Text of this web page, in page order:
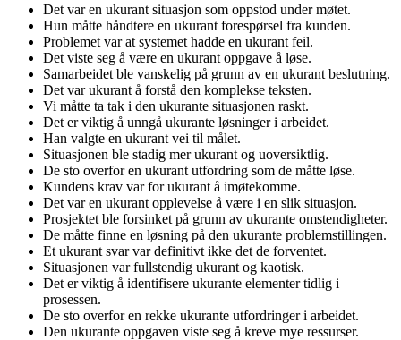
Det var en ukurant situasjon som oppstod under møtet.
Hun måtte håndtere en ukurant forespørsel fra kunden.
Problemet var at systemet hadde en ukurant feil.
Det viste seg å være en ukurant oppgave å løse.
Samarbeidet ble vanskelig på grunn av en ukurant beslutning.
Det var ukurant å forstå den komplekse teksten.
Vi måtte ta tak i den ukurante situasjonen raskt.
Det er viktig å unngå ukurante løsninger i arbeidet.
Han valgte en ukurant vei til målet.
Situasjonen ble stadig mer ukurant og uoversiktlig.
De sto overfor en ukurant utfordring som de måtte løse.
Kundens krav var for ukurant å imøtekomme.
Det var en ukurant opplevelse å være i en slik situasjon.
Prosjektet ble forsinket på grunn av ukurante omstendigheter.
De måtte finne en løsning på den ukurante problemstillingen.
Et ukurant svar var definitivt ikke det de forventet.
Situasjonen var fullstendig ukurant og kaotisk.
Det er viktig å identifisere ukurante elementer tidlig i
prosessen.
De sto overfor en rekke ukurante utfordringer i arbeidet.
Den ukurante oppgaven viste seg å kreve mye ressurser.